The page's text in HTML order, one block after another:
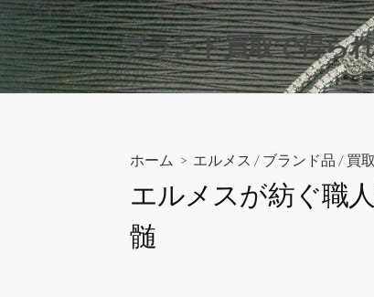
コ
ン
テ
ン
ブランド買取で得ら
ホーム > エルメス / ブランド品 / 買取
エルメスが紡ぐ職
髄